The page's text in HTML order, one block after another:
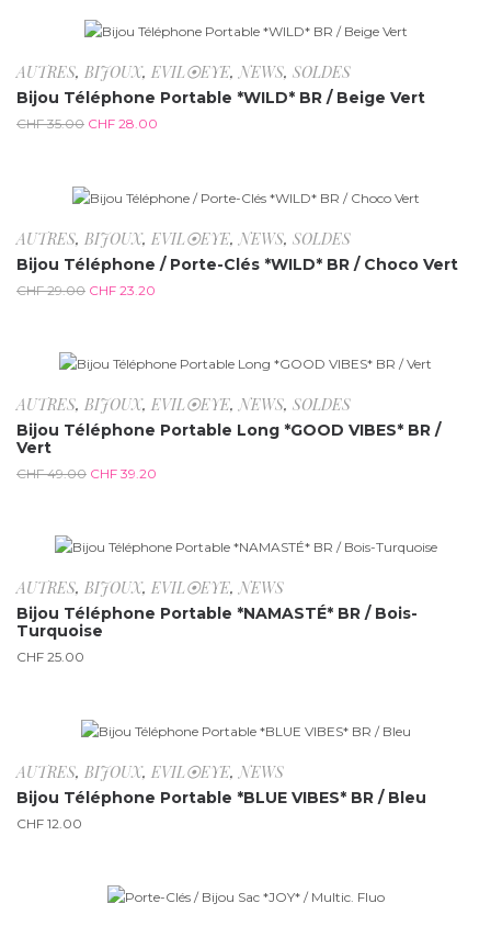
-20%
AUTRES, BIJOUX, EVIL⦿EYE,NEWS, SOLDES
Bijou Téléphone Portable *WILD* BR / Beige Vert
CHF35.00 CHF 28.00
-20%
AUTRES, BIJOUX, EVIL⦿EYE, NEWS, SOLDES
Bijou Téléphone / Porte-Clés *WILD* BR / Choco Vert
CHF29.00 CHF 23.20
-20%
AUTRES, BIJOUX, EVIL⦿EYE,NEWS, SOLDES
Bijou Téléphone Portable Long *GOOD VIBES* BR /
Vert
CHF49.00 CHF 39.20
AUTRES, BIJOUX, EVIL⦿EYE,NEWS
Bijou Téléphone Portable *NAMASTÉ* BR / Bois-
Turquoise
CHF 25.00
AUTRES, BIJOUX, EVIL⦿EYE, NEWS
Bijou Téléphone Portable *BLUE VIBES* BR / Bleu
CHF 12.00